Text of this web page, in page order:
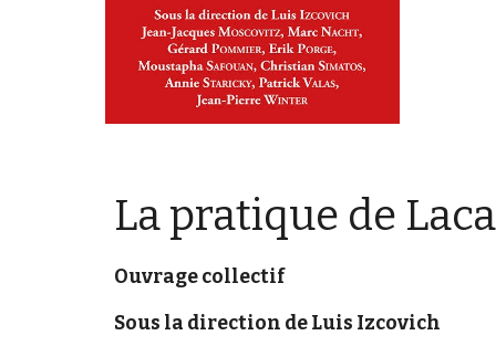
La pratique de
Ouvrage collectif
Sous la direction de Luis Izcovich